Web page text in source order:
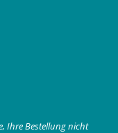
Ihre Bestellung nicht